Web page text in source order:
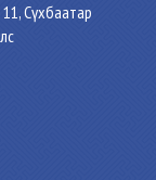
11, Сүхбаатар